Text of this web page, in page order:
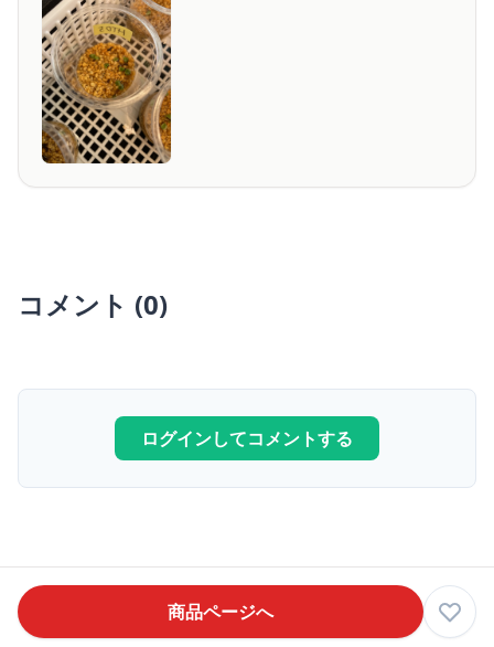
コメント (0)
ログインしてコメントする
商品ページへ